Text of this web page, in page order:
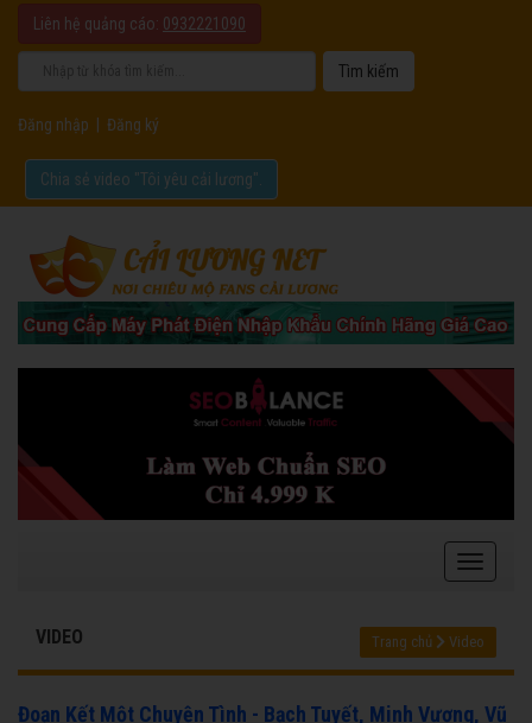
Liên hệ quảng cáo: 0932221090
Đăng nhập Đăng ký
Chia sẻ video "Tôi yêu cải lương".
VIDEO Trang chủ Video
Đoạn Kết Một Chuyện Tình - Bạch Tuyết, Minh Vương, Vũ